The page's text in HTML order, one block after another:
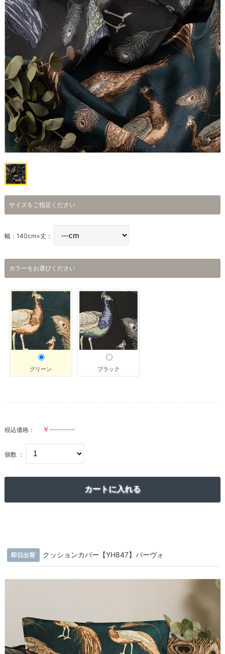
サイズをご指定ください
幅：140cm×丈：
カラーをお選びください
グリーン ブラック
税込価格：
個数 ：
即日出荷 クッションカバー【YH847】パーヴォ